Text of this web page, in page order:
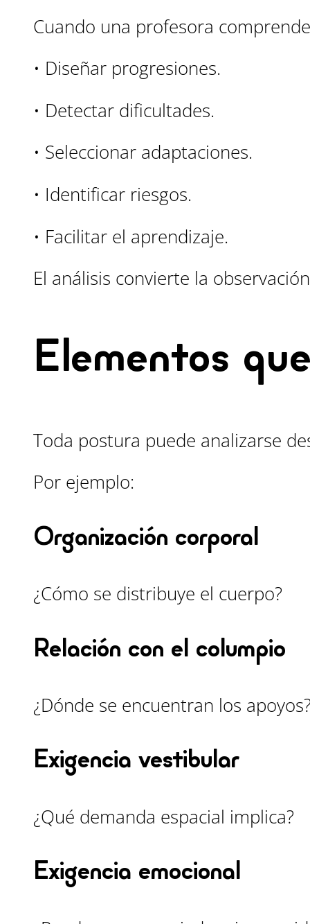
Cuando una profesora
• Diseñar progresiones.
• Detectar dificultades.
• Seleccionar adaptaciones.
• Identificar riesgos.
• Facilitar el aprendizaje.
El análisis convierte la
Elementos
Toda postura puede analizarse
Por ejemplo:
Organización corporal
¿Cómo se distribuye el cuerpo?
Relación con el columpio
¿Dónde se encuentran los
Exigencia vestibular
¿Qué demanda espacial implica?
Exigencia emocional